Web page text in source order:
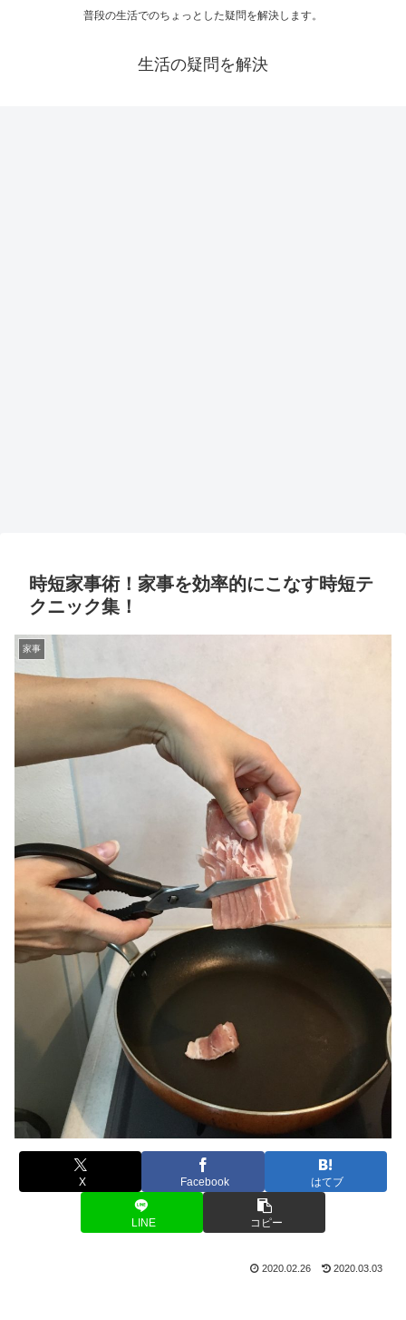
普段の生活でのちょっとした疑問を解決します。
生活の疑問を解決
時短家事術！家事を効率的にこなす時短テ
クニック集！
家事
X Facebook はてブ
LINE コピー
2020.02.26 2020.03.03